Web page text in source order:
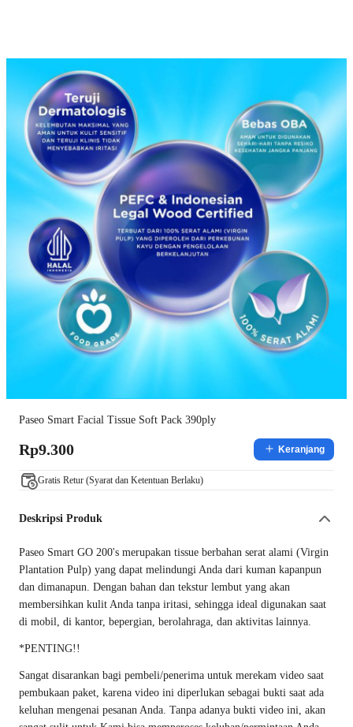
Paseo Smart Facial Tissue Soft Pack 390ply
Rp9.300 Keranjang
Gratis Retur (Syarat dan Ketentuan Berlaku)
Deskripsi Produk
Paseo Smart GO 200's merupakan tissue berbahan serat alami (Virgin
Plantation Pulp) yang dapat melindungi Anda dari kuman kapanpun
dan dimanapun. Dengan bahan dan tekstur lembut yang akan
membersihkan kulit Anda tanpa iritasi, sehingga ideal digunakan saat
di mobil, di kantor, bepergian, berolahraga, dan aktivitas lainnya.
*PENTING!!
Sangat disarankan bagi pembeli/penerima untuk merekam video saat
pembukaan paket, karena video ini diperlukan sebagai bukti saat ada
keluhan mengenai pesanan Anda. Tanpa adanya bukti video ini, akan